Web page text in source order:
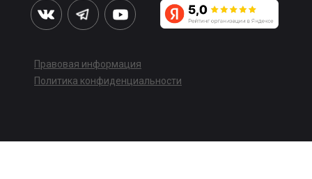
Правовая информация
Политика конфиденциальности